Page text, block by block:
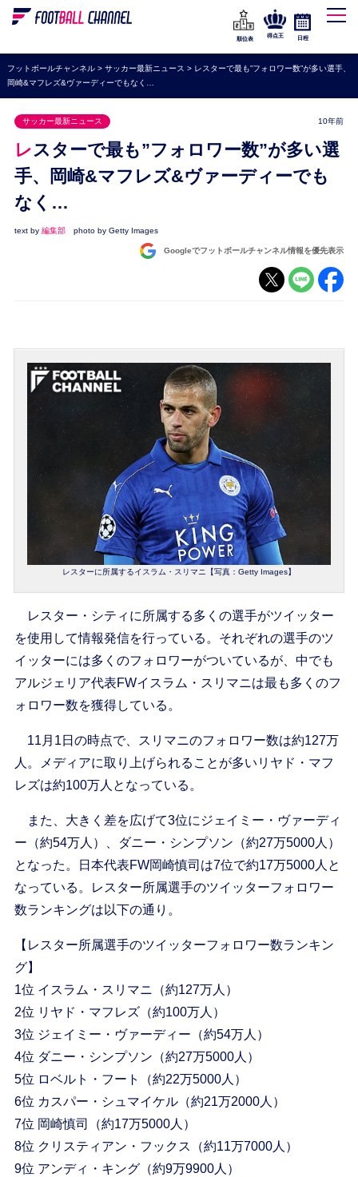
WEリーグ
海外サッカー
プレミアリーグ
ラ・リーガ
セリエA
ブンデスリーガ
ナショナルチーム
順位表
得点王 日程
フットボールチャンネル> サッカー最新ニュース > レスターで最も”フォロワー数”が多い選手、
岡崎&マフレズ&ヴァーディーでもなく…
サッカー最新ニュース 10年前
レスターで最も”フォロワー数”が多い選
手、岡崎&マフレズ&ヴァーディーでも
なく…
text by 編集部 photo by Getty Images
Googleでフットボールチャンネル情報を優先表示
レスターに所属するイスラム・スリマニ【写真：Getty Images】
レスター・シティに所属する多くの選手がツイッター
を使用して情報発信を行っている。それぞれの選手のツ
イッターには多くのフォロワーがついているが、中でも
アルジェリア代表FWイスラム・スリマニは最も多くのフ
ォロワー数を獲得している。
11月1日の時点で、スリマニのフォロワー数は約127万
人。メディアに取り上げられることが多いリヤド・マフ
レズは約100万人となっている。
また、大きく差を広げて3位にジェイミー・ヴァーディ
ー（約54万人）、ダニー・シンプソン（約27万5000人）
となった。日本代表FW岡崎慎司は7位で約17万5000人と
なっている。レスター所属選手のツイッターフォロワー
数ランキングは以下の通り。
【レスター所属選手のツイッターフォロワー数ランキン
グ】
1位 イスラム・スリマニ（約127万人）
2位 リヤド・マフレズ（約100万人）
3位 ジェイミー・ヴァーディー（約54万人）
4位 ダニー・シンプソン（約27万5000人）
5位 ロベルト・フート（約22万5000人）
6位 カスパー・シュマイケル（約21万2000人）
7位 岡崎慎司（約17万5000人）
8位 クリスティアン・フックス（約11万7000人）
9位 アンディ・キング（約9万9900人）